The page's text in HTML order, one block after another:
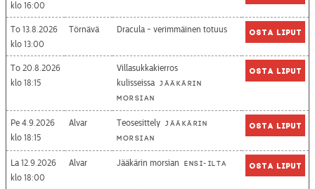
16:00
To 13.8.2026
13:00
Törnävä Dracula - verimmäinen totuus Osta liput
To 20.8.2026
18:15
Villasukkakierros
kulisseissa Jääkärin
morsian
Osta liput
Pe 4.9.2026
18:15
Alvar Teosesittely Jääkärin
morsian
Osta liput
La 12.9.2026
18:00
Alvar Jääkärin morsian Ensi-ilta Osta liput